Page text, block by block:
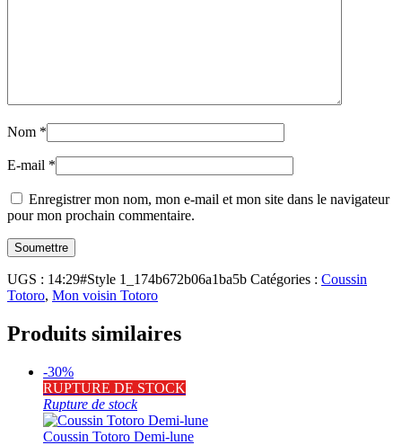
Nom *
E-mail *
Enregistrer mon nom, mon e-mail et mon site dans le navigateur
pour mon prochain commentaire.
UGS : 14:29#Style 1_174b672b06a1ba5b Catégories : Coussin
Totoro, Mon voisin Totoro
Produits similaires
-30%
RUPTURE DE STOCK
Rupture de stock
Coussin Totoro Demi-lune